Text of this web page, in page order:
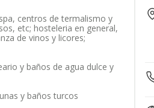
centros de termalismo y
etc; hosteleria en general,
de vinos y licores;
y baños de agua dulce y
y baños turcos